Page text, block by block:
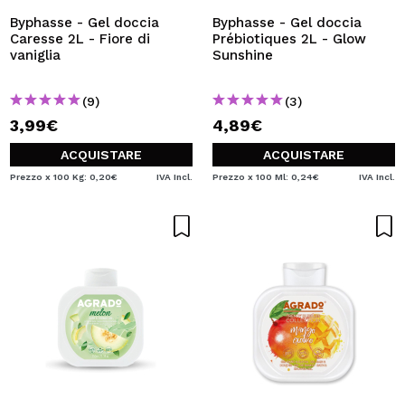
Byphasse - Gel doccia
Caresse 2L - Fiore di
vaniglia
(9)
3,99€
ACQUISTARE
Prezzo x 100 Kg: 0,20€ IVA Incl.
Byphasse - Gel doccia
Prébiotiques 2L - Glow
Sunshine
(3)
4,89€
ACQUISTARE
Prezzo x 100 Ml: 0,24€ IVA Incl.